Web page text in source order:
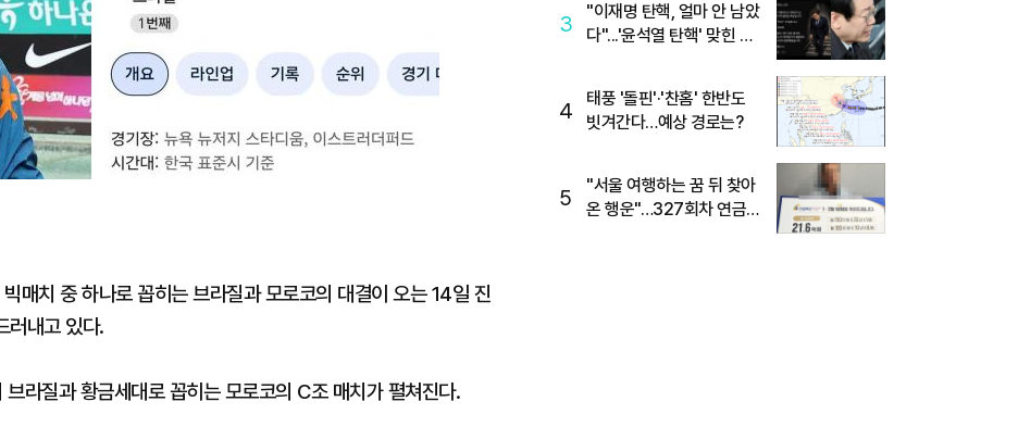
매치 중 하나로 꼽히는 브라질과 모로코의 대결이 오는 14일 진
러내고 있다.
라질과 황금세대로 꼽히는 모로코의 C조 매치가 펼쳐진다.
3
"이재명 탄핵, 얼마 안 남았
다"...'윤석열 탄핵' 맞힌 무
4
태풍 '돌핀'·'찬홈' 한반도
빗겨간다…예상 경로는?
5
"서울 여행하는 꿈 뒤 찾아
온 행운"…327회차 연금